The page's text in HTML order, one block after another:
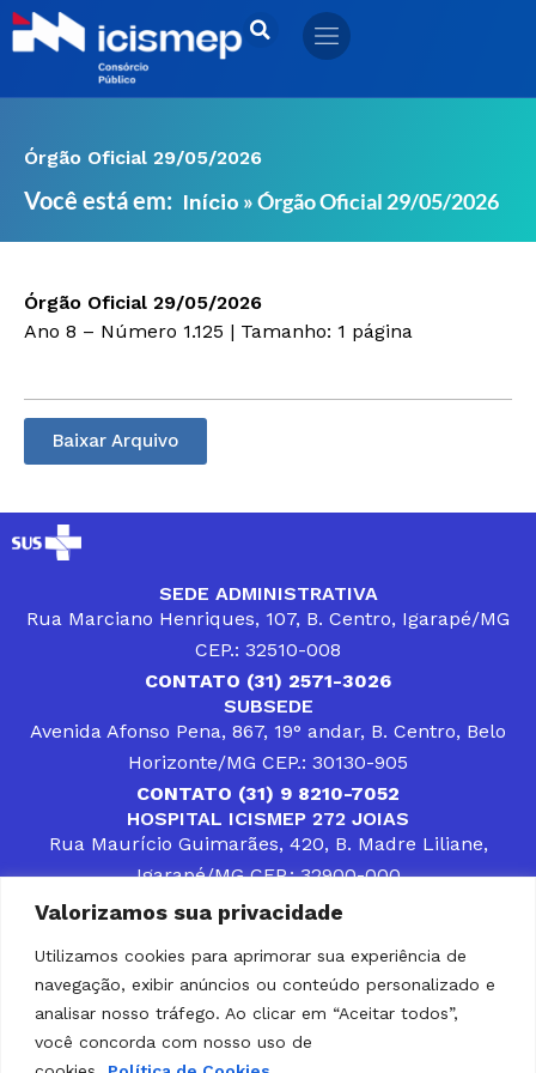
Valorizamos sua privacidade
Utilizamos cookies para aprimorar sua experiência de
navegação, exibir anúncios ou conteúdo personalizado e
analisar nosso tráfego. Ao clicar em “Aceitar todos”,
você concorda com nosso uso de
Ir
para
Órgão Oficial 29/05/2026
Você está em: Início »Órgão Oficial 29/05/2026
Órgão Oficial 29/05/2026
Ano 8 – Número 1.125 | Tamanho: 1 página
Baixar Arquivo
SEDE ADMINISTRATIVA
Rua Marciano Henriques, 107, B. Centro, Igarapé/MG
CEP.: 32510-008
CONTATO (31) 2571-3026
SUBSEDE
Avenida Afonso Pena, 867, 19° andar, B. Centro, Belo
Horizonte/MG CEP.: 30130-905
CONTATO (31) 9 8210-7052
HOSPITAL ICISMEP 272 JOIAS
Rua Maurício Guimarães, 420, B. Madre Liliane,
Igarapé/MG CEP.: 32900-000
CONTATOS (31) 3512-4400 ou (31) 9 8309-8660
DESENVOLVER SOLUÇÕES, AÇÕES E SERVIÇOS
PÚBLICOS QUE COMPLEMENTEM A ASSISTÊNCIA À
POPULAÇÃO DA REGIÃO EM QUE ATUA, SENDO
PARCEIRO DOS MUNICÍPIOS CONSORCIADOS NA
SOLUÇÃO DE DIFICULDADES ENFRENTADAS POR
GESTORES MUNICIPAIS, É O COMPROMISSO DO
ICISMEP.